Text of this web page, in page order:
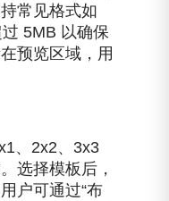
常见格式如
5MB 以确保
预览区域，用
、2x2、3x3
选择模板后，
户可通过“布